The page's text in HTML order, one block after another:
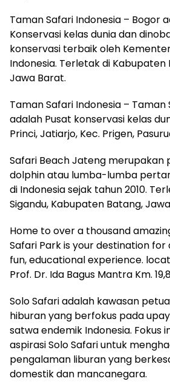
Taman Safari Indonesia – Bogor
Konservasi kelas dunia dan
konservasi terbaik oleh
Indonesia. Terletak di Kabupaten
Jawa Barat.
Taman Safari Indonesia – Taman
adalah Pusat konservasi kelas
Princi, Jatiarjo, Kec. Prigen,
Safari Beach Jateng merupakan
dolphin atau lumba-lumba
di Indonesia sejak tahun 2010.
Sigandu, Kabupaten Batang,
Home to over a thousand
Safari Park is your destination for
fun, educational experience.
Prof. Dr. Ida Bagus Mantra Km.
Solo Safari adalah kawasan
hiburan yang berfokus pada
satwa endemik Indonesia. Fokus
aspirasi Solo Safari untuk
pengalaman liburan yang
domestik dan mancanegara.